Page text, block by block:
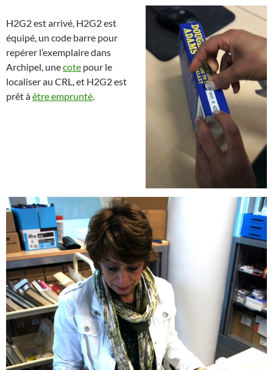
H2G2 est arrivé, H2G2 est
équipé, un code barre pour
repérer l’exemplaire dans
Archipel, unecote pour le
localiser au CRL, et H2G2 est
prêt àêtre emprunté.